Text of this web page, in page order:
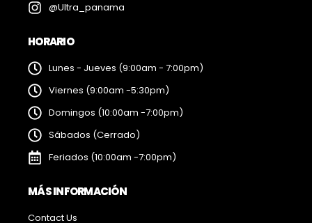
@Ultra_panama
HORARIO
Lunes - Jueves (9:00am - 7:00pm)
Viernes (9:00am -5:30pm)
Domingos (10:00am -7:00pm)
Sábados (Cerrado)
Feriados (10:00am -7:00pm)
MÁS INFORMACIÓN
Contact Us